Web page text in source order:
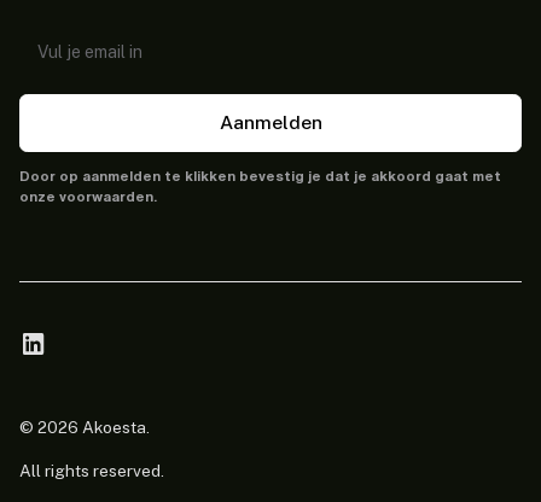
Aanmelden
Door op aanmelden te klikken bevestig je dat je akkoord gaat met
onze voorwaarden.
© 2026 Akoesta.
All rights reserved.